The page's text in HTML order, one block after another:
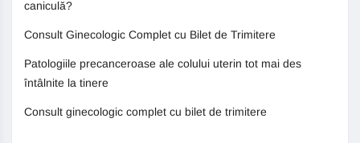
caniculă?
Consult Ginecologic Complet cu Bilet de Trimitere
Patologiile precanceroase ale colului uterin tot mai des
întâlnite la tinere
Consult ginecologic complet cu bilet de trimitere